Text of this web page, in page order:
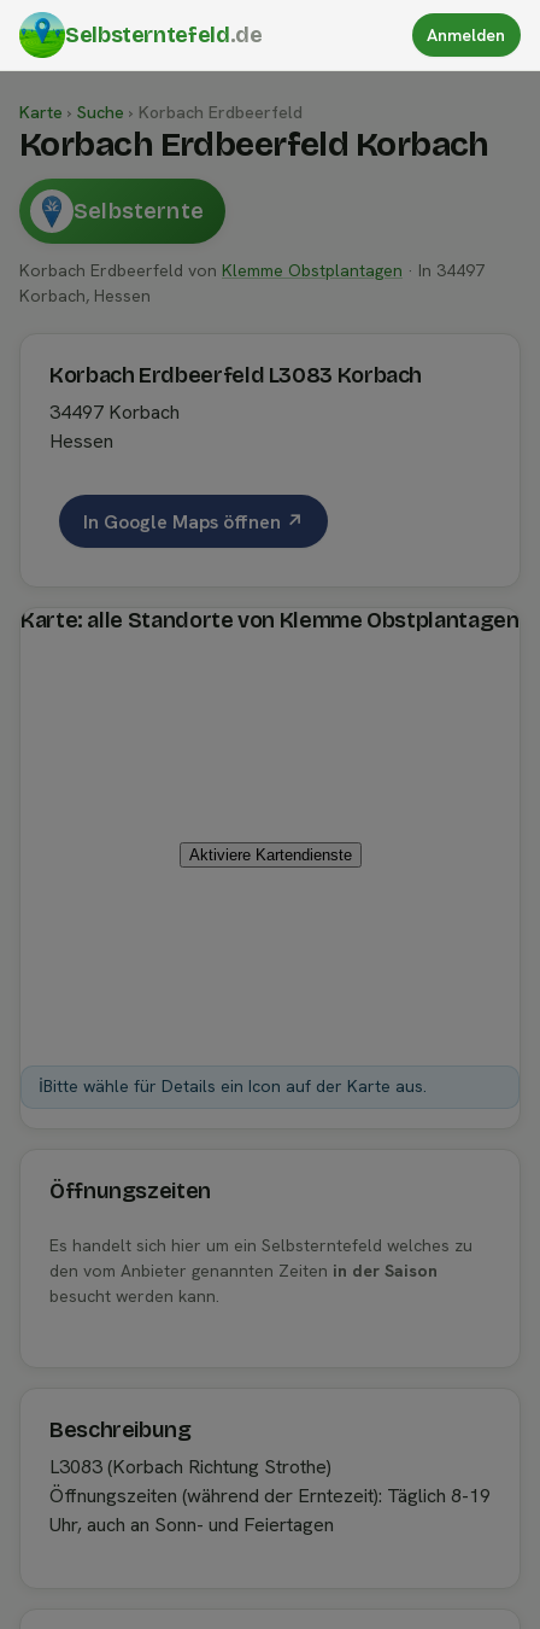
Selbsterntefeld.de Anmelden
Karte › Suche › Korbach Erdbeerfeld
Korbach Erdbeerfeld Korbach
Selbsternte
Korbach Erdbeerfeld von Klemme Obstplantagen · In 34497
Korbach, Hessen
Korbach Erdbeerfeld L3083 Korbach
34497 Korbach
Hessen
In Google Maps öffnen ↗
Karte: alle Standorte von Klemme Obstplantagen
Aktiviere Kartendienste
ℹ️Bitte wähle für Details ein Icon auf der Karte aus.
Öffnungszeiten
Es handelt sich hier um ein Selbsterntefeld welches zu
den vom Anbieter genannten Zeiten in der Saison
besucht werden kann.
Beschreibung
L3083 (Korbach Richtung Strothe)
Öffnungszeiten (während der Erntezeit): Täglich 8-19
Uhr, auch an Sonn- und Feiertagen